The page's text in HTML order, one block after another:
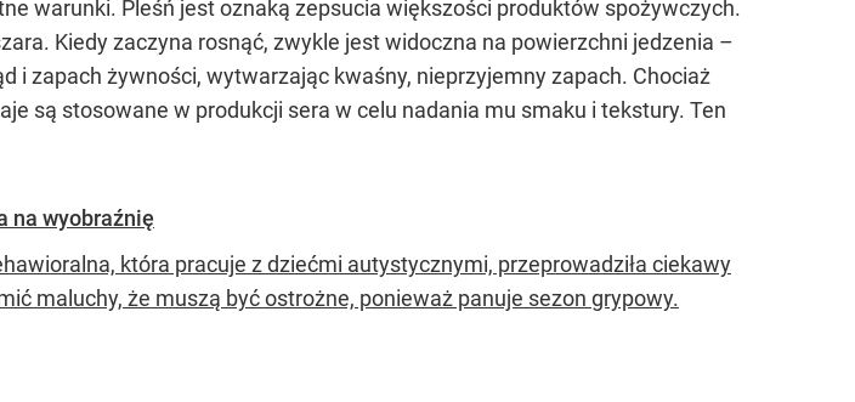
warunki. Pleśń jest oznaką zepsucia większości produktów spożywczych.
Kiedy zaczyna rosnąć, zwykle jest widoczna na powierzchni jedzenia –
i zapach żywności, wytwarzając kwaśny, nieprzyjemny zapach. Chociaż
są stosowane w produkcji sera w celu nadania mu smaku i tekstury. Ten
na wyobraźnię
która pracuje z dziećmi autystycznymi, przeprowadziła ciekawy
maluchy, że muszą być ostrożne, ponieważ panuje sezon grypowy.